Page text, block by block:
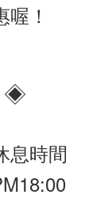
！
◈
息時間